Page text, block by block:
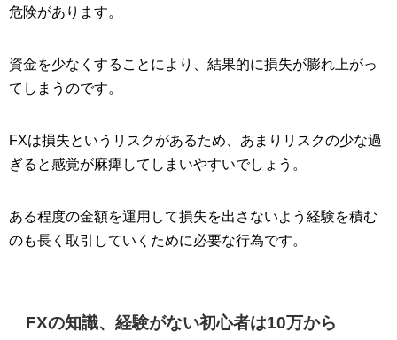
危険があります。
資金を少なくすることにより、結果的に損失が膨れ上がっ
てしまうのです。
FXは損失というリスクがあるため、あまりリスクの少な過
ぎると感覚が麻痺してしまいやすいでしょう。
ある程度の金額を運用して損失を出さないよう経験を積む
のも長く取引していくために必要な行為です。
FXの知識、経験がない初心者は10万から